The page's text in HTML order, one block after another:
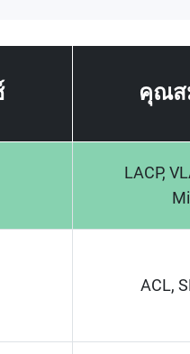
คุณส
LACP,
ACL,